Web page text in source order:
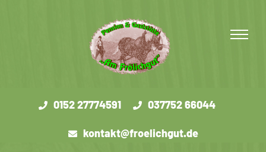
0152 27774591 037752 66044
kontakt@froelichgut.de